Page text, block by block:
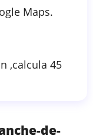
Maps.
,calcula 45
de-